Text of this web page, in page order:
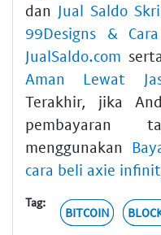
dan Jual Saldo
99Designs &
JualSaldo.com serta
Aman Lewat
Terakhir, jika
pembayaran
menggunakan
cara beli axie
Tag:
BITCOIN